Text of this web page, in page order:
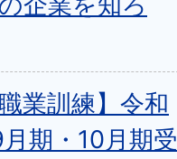
職業訓練】令和
期・10月期受